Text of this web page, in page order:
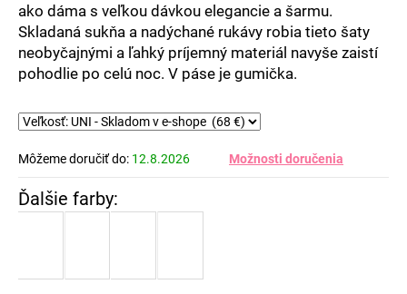
ako dáma s veľkou dávkou elegancie a šarmu.
Skladaná sukňa a nadýchané rukávy robia tieto šaty
neobyčajnými a ľahký príjemný materiál navyše zaistí
pohodlie po celú noc. V páse je gumička.
Môžeme doručiť do: 12.8.2026 Možnosti doručenia